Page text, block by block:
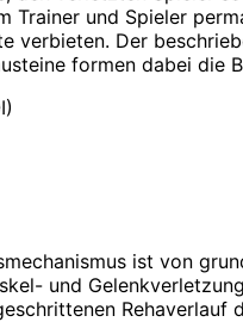
Trainer und Spieler
verbieten. Der
formen dabei die
ist von
und
Rehaverlauf